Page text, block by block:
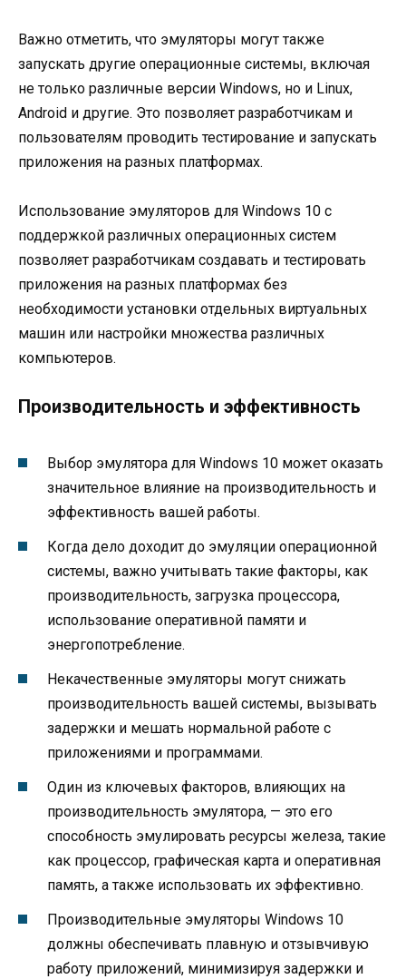
Важно отметить, что эмуляторы могут также
запускать другие операционные системы, включая
не только различные версии Windows, но и Linux,
Android и другие. Это позволяет разработчикам и
пользователям проводить тестирование и запускать
приложения на разных платформах.
Использование эмуляторов для Windows 10 с
поддержкой различных операционных систем
позволяет разработчикам создавать и тестировать
приложения на разных платформах без
необходимости установки отдельных виртуальных
машин или настройки множества различных
компьютеров.
Производительность и эффективность
Выбор эмулятора для Windows 10 может оказать
значительное влияние на производительность и
эффективность вашей работы.
Когда дело доходит до эмуляции операционной
системы, важно учитывать такие факторы, как
производительность, загрузка процессора,
использование оперативной памяти и
энергопотребление.
Некачественные эмуляторы могут снижать
производительность вашей системы, вызывать
задержки и мешать нормальной работе с
приложениями и программами.
Один из ключевых факторов, влияющих на
производительность эмулятора, — это его
способность эмулировать ресурсы железа, такие
как процессор, графическая карта и оперативная
память, а также использовать их эффективно.
Производительные эмуляторы Windows 10
должны обеспечивать плавную и отзывчивую
работу приложений, минимизируя задержки и